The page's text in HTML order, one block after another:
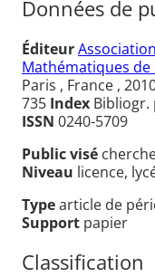
Données de
Éditeur
Mathématiques de
Paris , France ,
735 Index Bibliogr.
ISSN 0240-5709
Public visé
Niveau licence,
Typearticle de
Support papier
Classification